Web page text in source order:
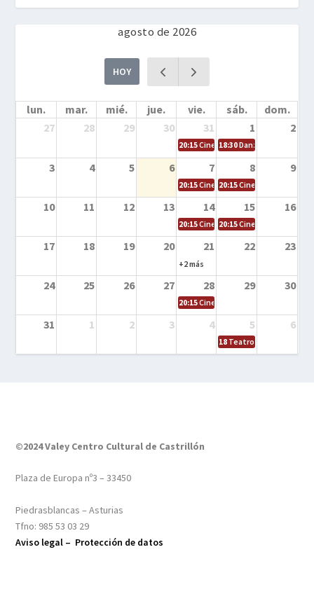
agosto de 2026
HOY
lun. mar. mié. jue. vie. sáb.
dom.
27
28 29 30 31 1 2
20:15Cine en la calle – Cómo
18:30Danza – Cita en el
3 4 5 6 7 8 9
20:15Cine en la calle – El niño y la
20:15Cine en la calle –
10 11 12 13 14 15 16
20:15Cine en la calle – Tortugas
20:15Cine en la calle –
17 18 19 20 21 22 23
+2 más
24 25 26 27 28 29 30
20:15Cine en el calle – Tintín y el
31 1 2 3 4 5 6
18 Teatro – Tres
©2024 Valey Centro Cultural de Castrillón
Plaza de Europa nº3 – 33450
Piedrasblancas – Asturias
Tfno: 985 53 03 29
Aviso legal – Protección de datos